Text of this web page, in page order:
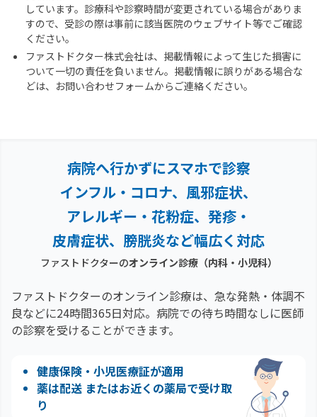
しています。診療科や診察時間が変更されている場合がありま
すので、受診の際は事前に該当医院のウェブサイト等でご確認
ください。
ファストドクター株式会社は、掲載情報によって生じた損害に
ついて一切の責任を負いません。掲載情報に誤りがある場合な
どは、お問い合わせフォームからご連絡ください。
病院へ行かずにスマホで診察
インフル・コロナ、風邪症状、
アレルギー・花粉症、 発疹・
皮膚症状、膀胱炎など幅広く対応
ファストドクターのオンライン診療（内科・小児科）
ファストドクターのオンライン診療は、急な発熱・体調不
良などに24時間365日対応。 病院での待ち時間なしに医師
の診察を受けることができます。
健康保険・小児医療証が適用
薬は配送 またはお近くの薬局で受け取
り